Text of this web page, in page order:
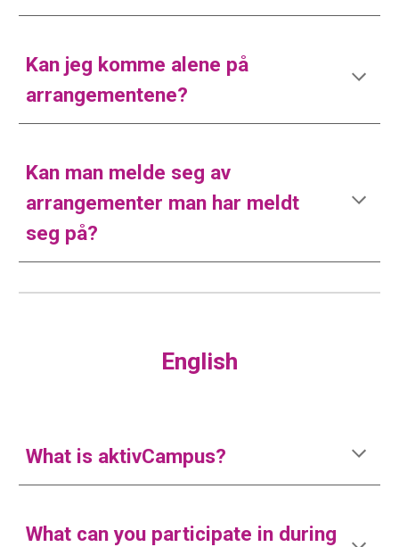
Kan jeg komme alene på
arrangementene?
Kan man melde seg av
arrangementer man har meldt
seg på?
English
What is aktivCampus?
What can you participate in during